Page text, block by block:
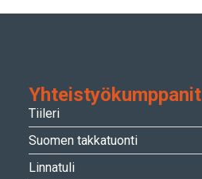
Yhteistyökumppanit
Tiileri
Suomen takkatuonti
Linnatuli